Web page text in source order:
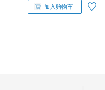
加入购物车